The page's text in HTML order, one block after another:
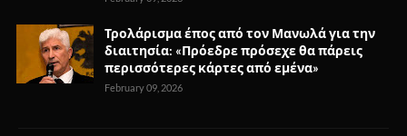
Τρολάρισμα έπος από τον Μανωλά για την
διαιτησία: «Πρόεδρε πρόσεχε θα πάρεις
περισσότερες κάρτες από εμένα»
February 09, 2026